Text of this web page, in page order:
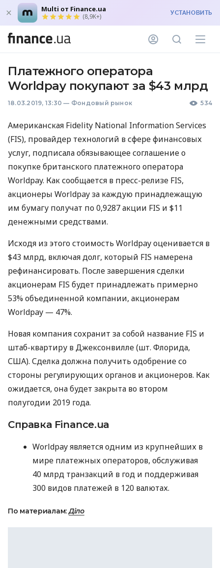
Multi от Finance.ua
(8,9K+) УСТАНОВИТЬ
Платежного оператора
Worldpay покупают за $43 млрд
18.03.2019, 13:30 — Фондовый рынок 534
Американская Fidelity National Information Services
(FIS), провайдер технологий в сфере финансовых
услуг, подписала обязывающее соглашение о
покупке британского платежного оператора
Worldpay. Как сообщается в пресс-релизе FIS,
акционеры Worldpay за каждую принадлежащую
им бумагу получат по 0,9287 акции FIS и $11
денежными средствами.
Исходя из этого стоимость Worldpay оценивается в
$43 млрд, включая долг, который FIS намерена
рефинансировать. После завершения сделки
акционерам FIS будет принадлежать примерно
53% объединенной компании, акционерам
Worldpay — 47%.
Новая компания сохранит за собой название FIS и
штаб-квартиру в Джексонвилле (шт. Флорида,
США). Сделка должна получить одобрение со
стороны регулирующих органов и акционеров. Как
ожидается, она будет закрыта во втором
полугодии 2019 года.
Справка Finance.ua
Worldpay является одним из крупнейших в
мире платежных операторов, обслуживая
40 млрд транзакций в год и поддерживая
300 видов платежей в 120 валютах.
По материалам:Діло